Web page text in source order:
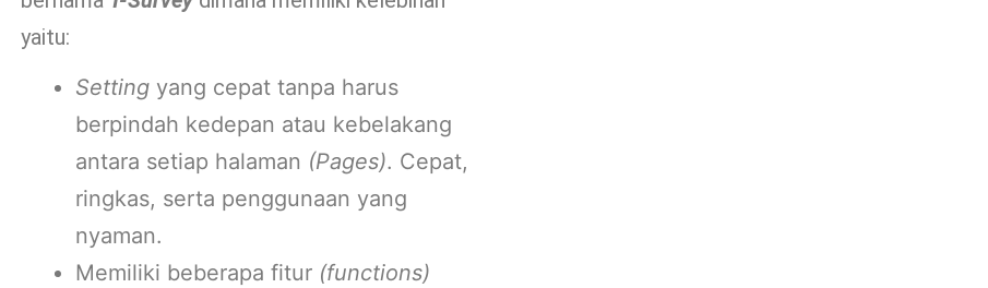
yaitu:
Settingyang cepat tanpa harus
berpindah kedepan atau kebelakang
antara setiap halaman (Pages). Cepat,
ringkas, serta penggunaan yang
nyaman.
Memiliki beberapa fitur (functions)